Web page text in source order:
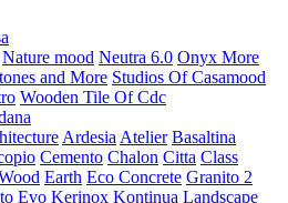
Nature mood Neutra 6.0 Onyx More
and More Studios Of Casamood
Wooden Tile Of Cdc
Ardesia Atelier Basaltina
Cemento Chalon Citta Class
Earth Eco Concrete Granito 2
Evo Kerinox Kontinua Landscape